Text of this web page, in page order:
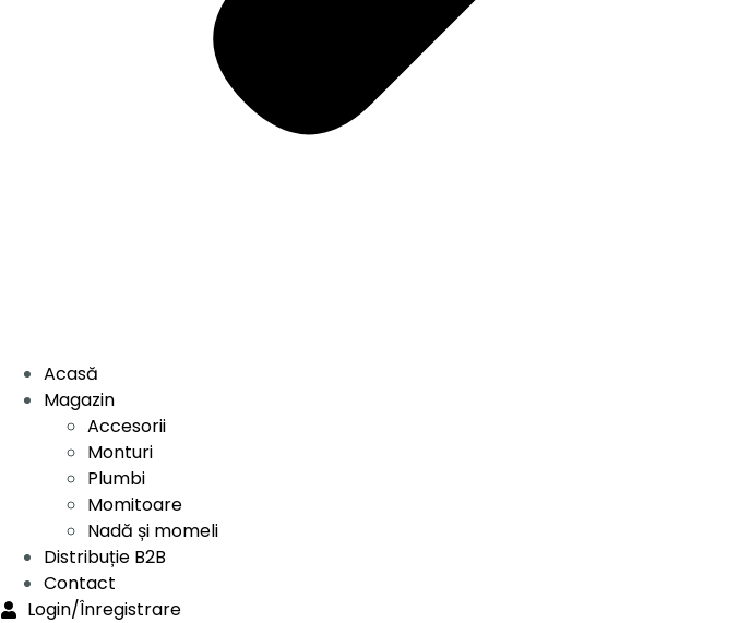
Acasă
Magazin
Accesorii
Monturi
Plumbi
Momitoare
Nadă și momeli
Distribuție B2B
Contact
Login/Înregistrare